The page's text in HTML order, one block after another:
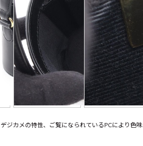
カメの特性、ご覧になられているPCにより色